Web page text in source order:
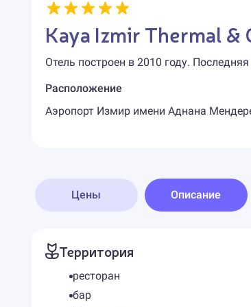
Kaya Izmir Thermal &
Отель построен в 2010 году.
Расположение
Аэропорт Измир имени Аднана
Цены Описание
Территория
ресторан
бар